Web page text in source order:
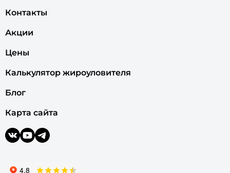
Контакты
Акции
Цены
Калькулятор жироуловителя
Блог
Карта сайта